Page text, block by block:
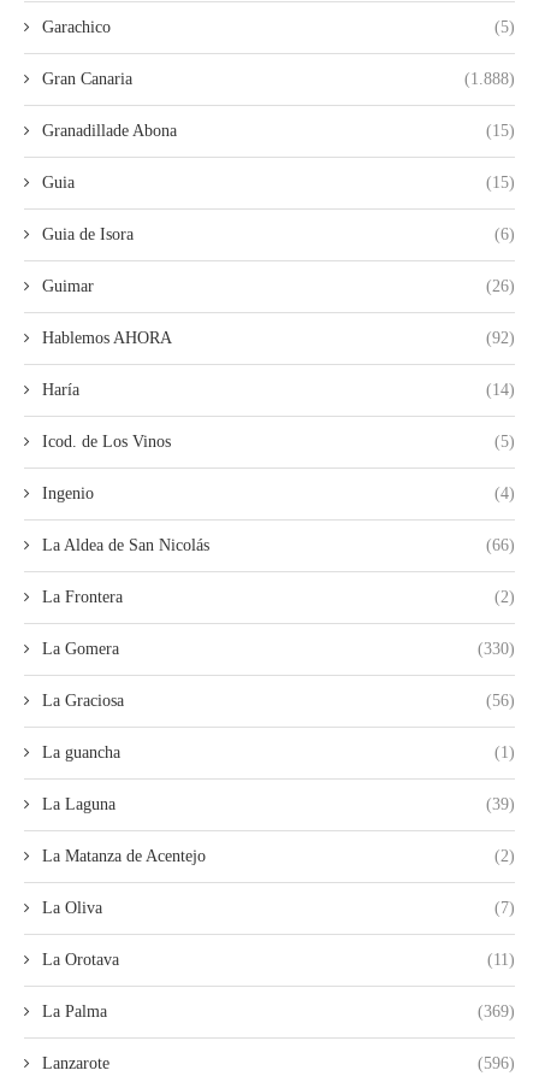
Garachico (5)
Gran Canaria (1.888)
Granadillade Abona (15)
Guia (15)
Guia de Isora (6)
Guimar (26)
Hablemos AHORA (92)
Haría (14)
Icod. de Los Vinos (5)
Ingenio (4)
La Aldea de San Nicolás (66)
La Frontera (2)
La Gomera (330)
La Graciosa (56)
La guancha (1)
La Laguna (39)
La Matanza de Acentejo (2)
La Oliva (7)
La Orotava (11)
La Palma (369)
Lanzarote (596)